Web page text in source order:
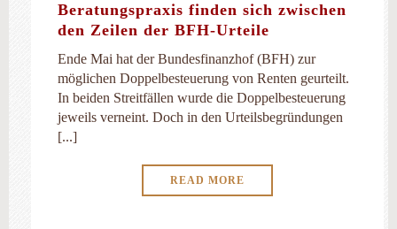
Beratungspraxis finden sich zwischen
den Zeilen der BFH-Urteile
Ende Mai hat der Bundesfinanzhof (BFH) zur
möglichen Doppelbesteuerung von Renten geurteilt.
In beiden Streitfällen wurde die Doppelbesteuerung
jeweils verneint. Doch in den Urteilsbegründungen
[...]
READ MORE